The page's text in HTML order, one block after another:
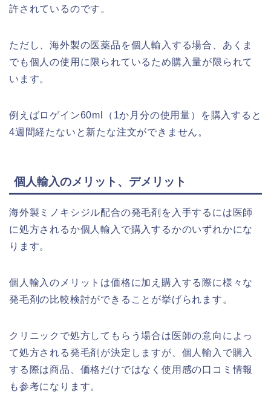
許されているのです。
ただし、海外製の医薬品を個人輸入する場合、あくま
でも個人の使用に限られているため購入量が限られて
います。
例えばロゲイン60ml（1か月分の使用量）を購入すると
4週間経たないと新たな注文ができません。
個人輸入のメリット、デメリット
海外製ミノキシジル配合の発毛剤を入手するには医師
に処方されるか個人輸入で購入するかのいずれかにな
ります。
個人輸入のメリットは価格に加え購入する際に様々な
発毛剤の比較検討ができることが挙げられます。
クリニックで処方してもらう場合は医師の意向によっ
て処方される発毛剤が決定しますが、個人輸入で購入
する際は商品、価格だけではなく使用感の口コミ情報
も参考になります。